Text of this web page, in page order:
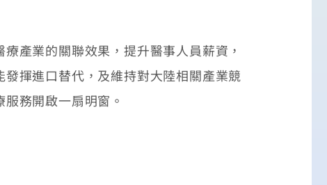
產業的關聯效果，提升醫事人員薪資，
揮進口替代，及維持對大陸相關產業競
務開啟一扇明窗。